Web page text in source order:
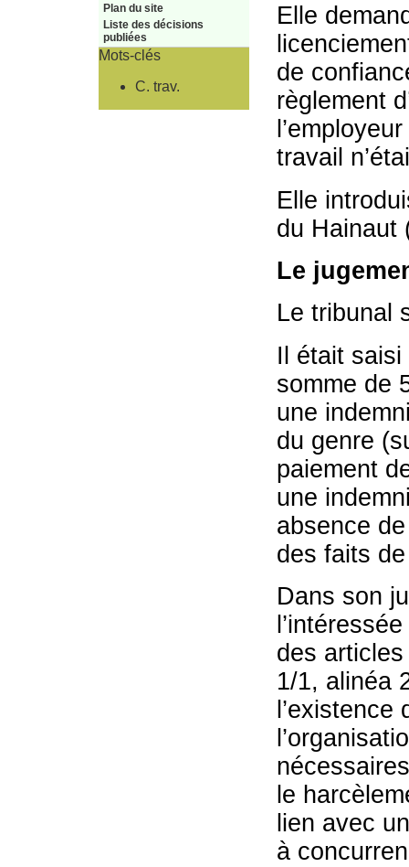
Elle
de
règlement
travail
Elle
du Hainaut
Le
Le tribunal
Il était
somme de
une
du genre
paiement
une
absence
des faits
Dans son
des
1/1, alinéa
le
lien avec
à
Plan du site
Liste des décisions
publiées
Mots-clés
C. trav.